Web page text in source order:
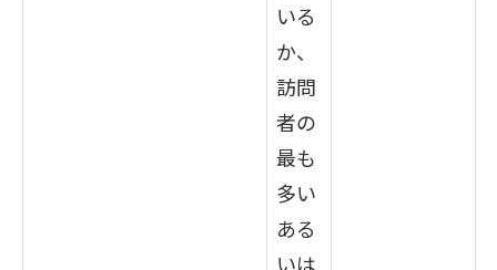
いる
か、
訪問
者の
最も
多い
ある
いは